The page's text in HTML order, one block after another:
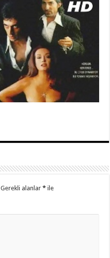
Gerekli alanlar* ile